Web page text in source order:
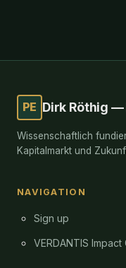
PE Dirk Röthig —
Wissenschaftlich
Kapitalmarkt und
NAVIGATION
Sign up
VERDANTIS Impact